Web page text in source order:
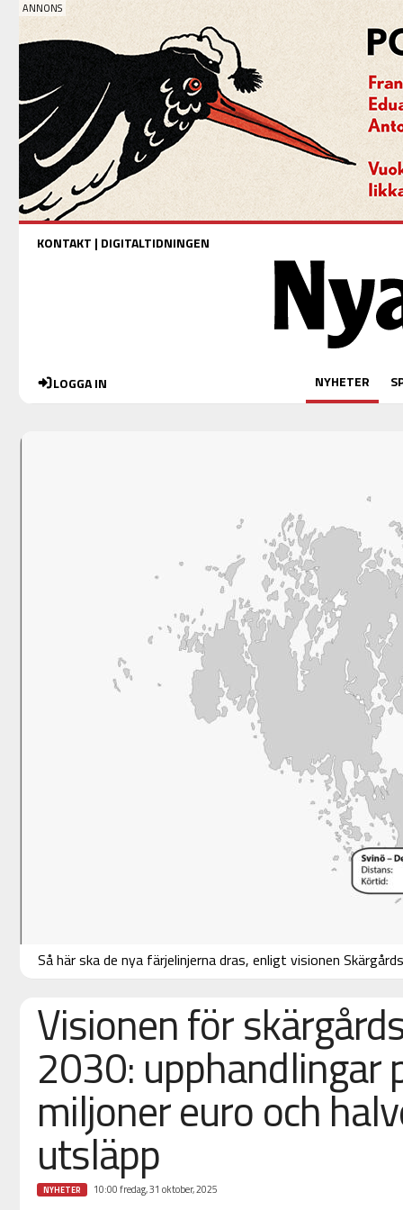
KONTAKT | DIGITALTIDNINGEN
LOGGA IN NYHETER
Så här ska de nya färjelinjerna dras, enligt visionen
Visionen för
2030: upphandlingar
miljoner euro och
utsläpp
NYHETER 10:00 fredag, 31 oktober, 2025